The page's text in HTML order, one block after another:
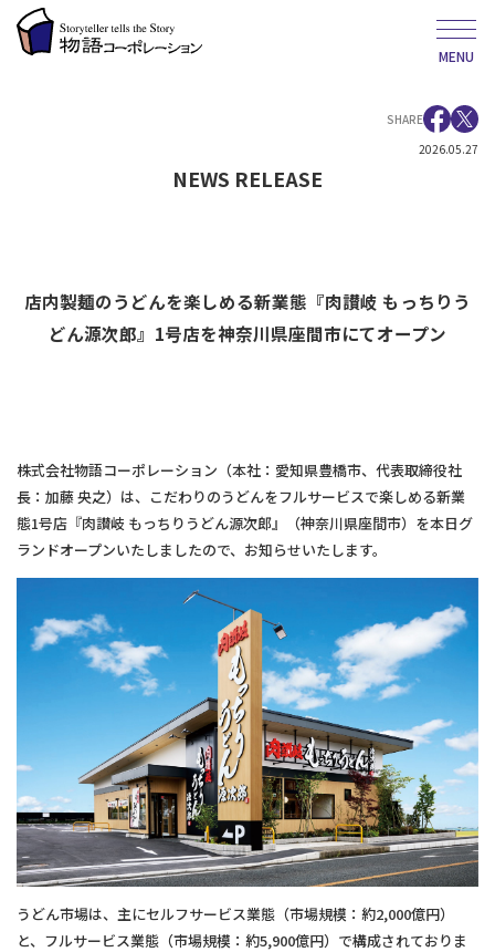
MENU
SHARE
2026.05.27
NEWS RELEASE
店内製麺のうどんを楽しめる新業態『肉讃岐 もっちりう
どん源次郎』1号店を神奈川県座間市にてオープン
株式会社物語コーポレーション（本社：愛知県豊橋市、代表取締役社
長：加藤 央之）は、こだわりのうどんをフルサービスで楽しめる新業
態1号店『肉讃岐 もっちりうどん源次郎』（神奈川県座間市）を本日グ
ランドオープンいたしましたので、お知らせいたします。
うどん市場は、主にセルフサービス業態（市場規模：約2,000億円）
と、フルサービス業態（市場規模：約5,900億円）で構成されておりま